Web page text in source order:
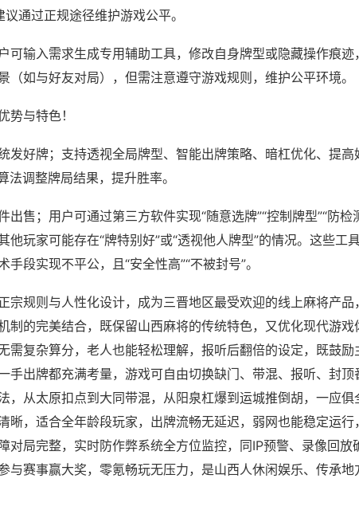
通过正规途径维护游戏公平。
可输入需求生成专用辅助工具，修改自身牌型或隐藏操作痕迹
（如与好友对局），但需注意遵守游戏规则，维护公平环境。
势与特色！
发好牌；支持透视全局牌型、智能出牌策略、暗杠优化、提高
法调整牌局结果，提升胜率。
出售；用户可通过第三方软件实现“随意选牌”“控制牌型”“防检
他玩家可能存在“牌特别好”或“透视他人牌型”的情况。这些工
段实现不平公，且“安全性高”“不被封号”。
宗规则与人性化设计，成为三晋地区最受欢迎的线上麻将产品
制的完美结合，既保留山西麻将的传统特色，又优化现代游戏
需复杂算分，老人也能轻松理解，报听后翻倍的设定，既鼓励
手出牌都充满考量，游戏可自由切换缺门、带混、报听、封顶
，从太原扣点到大同带混，从阳泉杠爆到运城推倒胡，一应俱
晰，适合全年龄段玩家，出牌流畅无延迟，弱网也能稳定运行
对局完整，实时防作弊系统全方位监控，同IP预警、录像回放
与赛事赢大奖，零氪畅玩无压力，是山西人休闲娱乐、传承地